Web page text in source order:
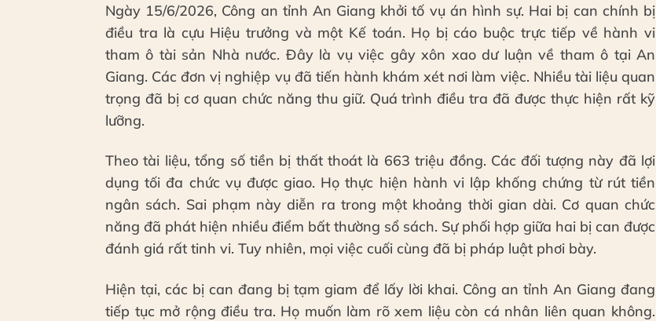
Ngày 15/6/2026, Công an tỉnh An Giang khởi tố vụ án hình sự. Hai bị can chính bị
điều tra là cựu Hiệu trưởng và một Kế toán. Họ bị cáo buộc trực tiếp về hành vi
tham ô tài sản Nhà nước. Đây là vụ việc gây xôn xao dư luận về tham ô tại An
Giang. Các đơn vị nghiệp vụ đã tiến hành khám xét nơi làm việc. Nhiều tài liệu quan
trọng đã bị cơ quan chức năng thu giữ. Quá trình điều tra đã được thực hiện rất kỹ
lưỡng.
Theo tài liệu, tổng số tiền bị thất thoát là 663 triệu đồng. Các đối tượng này đã lợi
dụng tối đa chức vụ được giao. Họ thực hiện hành vi lập khống chứng từ rút tiền
ngân sách. Sai phạm này diễn ra trong một khoảng thời gian dài. Cơ quan chức
năng đã phát hiện nhiều điểm bất thường sổ sách. Sự phối hợp giữa hai bị can được
đánh giá rất tinh vi. Tuy nhiên, mọi việc cuối cùng đã bị pháp luật phơi bày.
Hiện tại, các bị can đang bị tạm giam để lấy lời khai. Công an tỉnh An Giang đang
tiếp tục mở rộng điều tra. Họ muốn làm rõ xem liệu còn cá nhân liên quan không.